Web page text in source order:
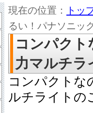
現在の位置：
トッ
るい！パナソニッ
コンパク
力マルチラ
コンパクトな
ルチライトの